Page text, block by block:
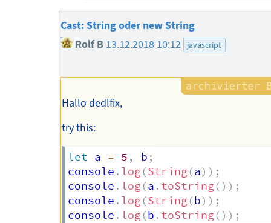
Cast: String oder new String
Rolf B 13.12.2018 10:12 javascript
Hallo dedlfix,
try this:
let a = 5 , b ;
console . log(String(a) ) ;
console . log(a . toString() ) ;
console . log(String(b) ) ;
console . log(b . toString() ) ;